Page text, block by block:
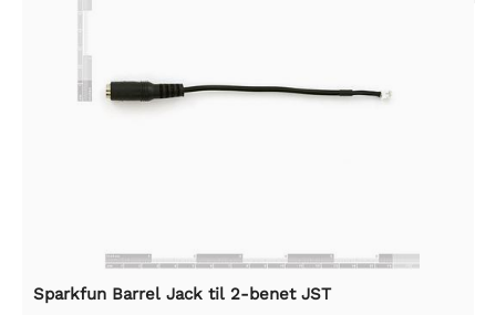
Sparkfun Barrel Jack til 2-benet JST